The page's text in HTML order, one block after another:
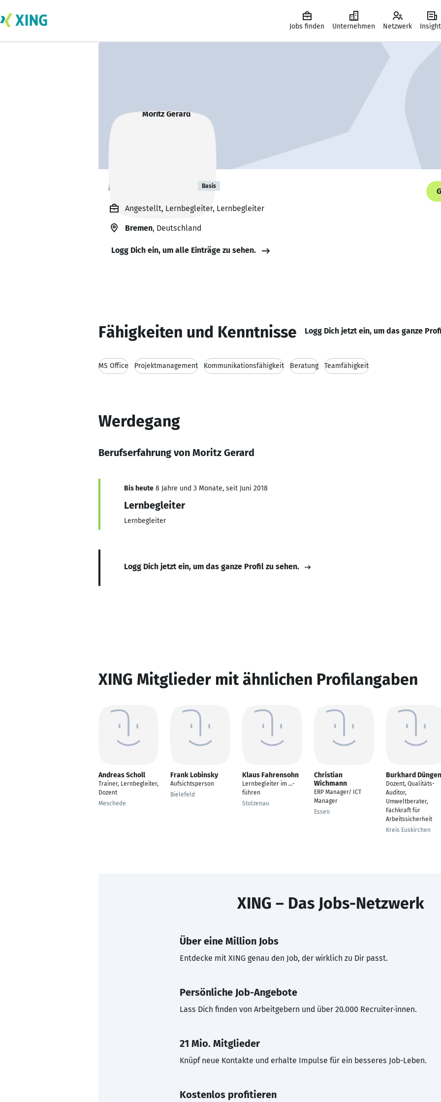
Jobs finden Unternehmen Netzwerk
Moritz Gerard Basis
Angestellt, Lernbegleiter, Lernbegleiter
Bremen, Deutschland
Logg Dich ein, um alle Einträge zu sehen.
Fähigkeiten und Kenntnisse Logg Dich jetzt ein, um das ganze
MS Office Projektmanagement Kommunikationsfähigkeit Beratung Teamfähigkeit
Werdegang
Berufserfahrung von Moritz Gerard
Bis heute 8 Jahre und 3 Monate, seit Juni 2018
Lernbegleiter
Lernbegleiter
Logg Dich jetzt ein, um das ganze Profil zu sehen.
XING Mitglieder mit ähnlichen Profilangaben
Andreas Scholl
Trainer, Lernbegleiter,
Dozent
Meschede
Frank Lobinsky
Aufsichtsperson
Bielefeld
Klaus Fahrensohn
Lernbegleiter im ...-
führen
Stolzenau
Christian
Wichmann
ERP Manager/ ICT
Manager
Essen
Burkhard Düngen
Dozent, Qualitäts-
Auditor,
Umweltberater,
Fachkraft für
Arbeitssicherheit
Kreis Euskirchen
XING – Das Jobs-Netzwerk
Über eine Million Jobs
Entdecke mit XING genau den Job, der wirklich zu Dir passt.
Persönliche Job-Angebote
Lass Dich finden von Arbeitgebern und über 20.000 Recruiter·innen.
21 Mio. Mitglieder
Knüpf neue Kontakte und erhalte Impulse für ein besseres Job-Leben.
Kostenlos profitieren